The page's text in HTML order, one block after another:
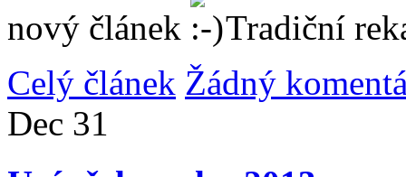
nový článek
Tradiční
Celý článek Žádný
Dec 31